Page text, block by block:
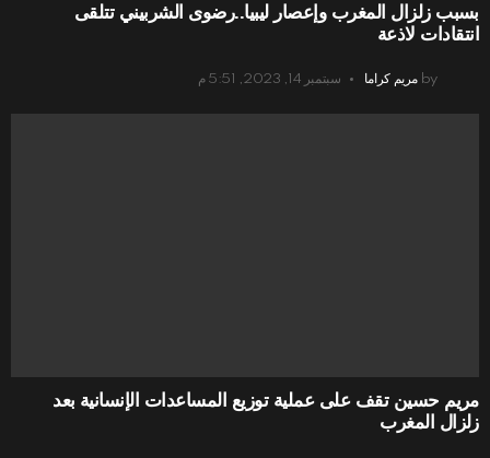
بسبب زلزال المغرب وإعصار ليبيا..رضوى الشربيني تتلقى
انتقادات لاذعة
by مريم كراما سبتمبر 14, 2023, 5:51 م
مريم حسين تقف على عملية توزيع المساعدات الإنسانية بعد
زلزال المغرب